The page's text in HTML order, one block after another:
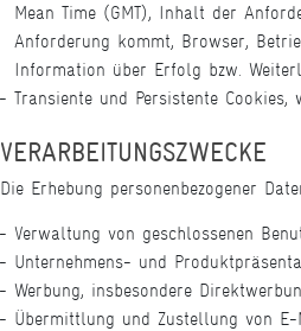
Mean Time (GMT), Inhalt der
Anforderung kommt, Browser,
Information über Erfolg bzw.
Transiente und Persistente Cookies,
VERARBEITUNGSZWECKE
Die Erhebung personenbezogener
Verwaltung von geschlossenen
Unternehmens- und
Werbung, insbesondere
Übermittlung und Zustellung von